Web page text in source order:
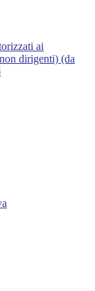
ai
dirigenti) (da